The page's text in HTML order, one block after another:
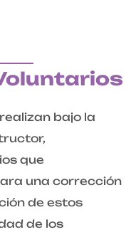
bajo la
que
una corrección
de estos
de los